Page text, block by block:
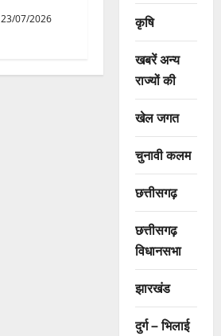
23/07/2026
कृषि
खबरें अन्य
राज्यों की
खेल जगत
चुनावी कलम
छत्तीसगढ़
छत्तीसगढ़
विधानसभा
झारखंड
दुर्ग – भिलाई